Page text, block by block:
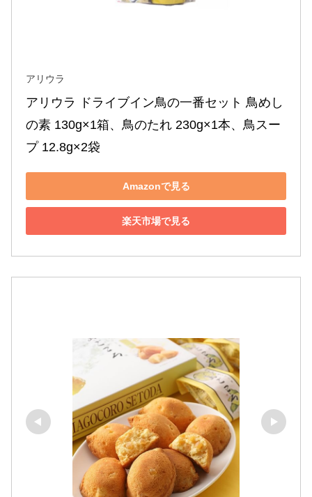
アリウラ
アリウラ ドライブイン鳥の一番セット 鳥めし
の素 130g×1箱、鳥のたれ 230g×1本、鳥スー
プ 12.8g×2袋
Amazonで見る
楽天市場で見る